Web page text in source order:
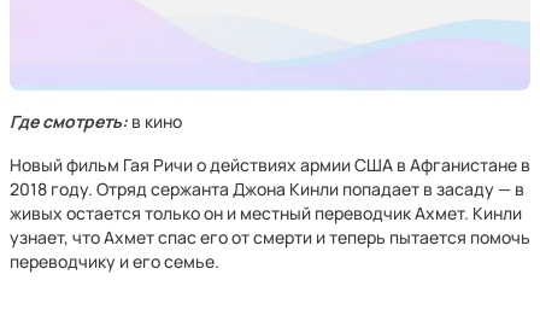
Где смотреть: в кино
Новый фильм Гая Ричи о действиях армии США в Афганистане в
2018 году. Отряд сержанта Джона Кинли попадает в засаду — в
живых остается только он и местный переводчик Ахмет. Кинли
узнает, что Ахмет спас его от смерти и теперь пытается помочь
переводчику и его семье.